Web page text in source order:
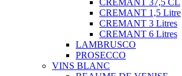
CREMANT 1,5 Litre
CREMANT 3 Litres
CREMANT 6 Litres
LAMBRUSCO
PROSECCO
VINS BLANC